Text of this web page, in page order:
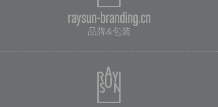
raysun-branding.cn
品牌&包装